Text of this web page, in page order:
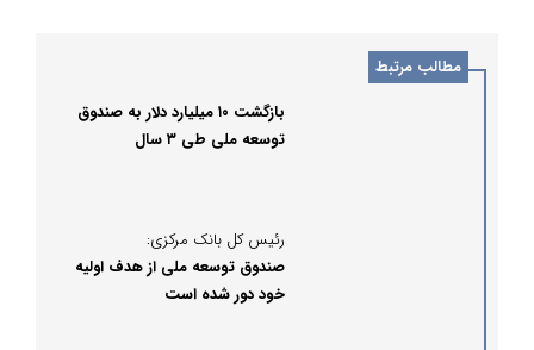
مطالب مرتبط
بازگشت ۱۰ میلیارد دلار به صندوق
توسعه ملی طی ۳ سال
رئیس کل بانک مرکزی:
صندوق توسعه ملی از هدف اولیه
خود دور شده است